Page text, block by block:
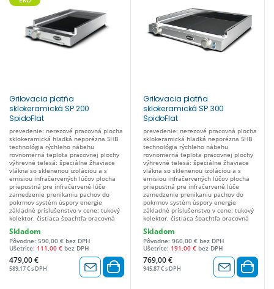
Grilovacia platňa
sklokeramická SP 200
SpidoFlat
prevedenie: nerezové pracovná plocha
sklokeramická hladká neporézna SHB
technológia rýchleho nábehu
rovnomerná teplota pracovnej plochy
výhrevné telesá: špeciálne žhaviace
vlákna so sklenenou izoláciou a s
emisiou infračervených lúčov plocha
priepustná pre infračervené lúče
zamedzenie prenikaniu pachov do
pokrmov systém úspory energie
základné príslušenstvo v cene: tukový
kolektor, čistiaca špachtľa pracovná
ovládanie rozmer pracovnej plochy: 28
x 44 cm príkon: 2,5 kW / 230 V
rozmery: 398x654x129 mm (š x h x v)
Skladom
Pôvodne: 590,00 € bez DPH
Ušetríte: 111,00 € bez DPH
479,00 €
589,17 € s DPH
Grilovacia platňa
sklokeramická SP 300
SpidoFlat
prevedenie: nerezové pracovná plocha
sklokeramická hladká neporézna SHB
technológia rýchleho nábehu
rovnomerná teplota pracovnej plochy
výhrevné telesá: špeciálne žhaviace
vlákna so sklenenou izoláciou a s
emisiou infračervených lúčov plocha
priepustná pre infračervené lúče
zamedzenie prenikaniu pachov do
pokrmov systém úspory energie
základné príslušenstvo v cene: tukový
kolektor, čistiaca špachtľa pracovná
ovládanie rozmer pracovnej plochy: 57
x 44 cm príkon: 5 kW / 230 V rozmery:
693x654x129 mm (š x h x v)
Skladom
Pôvodne: 960,00 € bez DPH
Ušetríte: 191,00 € bez DPH
769,00 €
945,87 € s DPH